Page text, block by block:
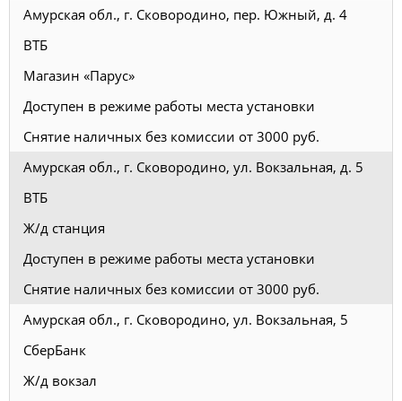
Амурская обл., г. Сковородино, пер. Южный, д. 4
ВТБ
Магазин «Парус»
Доступен в режиме работы места установки
Снятие наличных без комиссии от 3000 руб.
Амурская обл., г. Сковородино, ул. Вокзальная, д. 5
ВТБ
Ж/д станция
Доступен в режиме работы места установки
Снятие наличных без комиссии от 3000 руб.
Амурская обл., г. Сковородино, ул. Вокзальная, 5
СберБанк
Ж/д вокзал